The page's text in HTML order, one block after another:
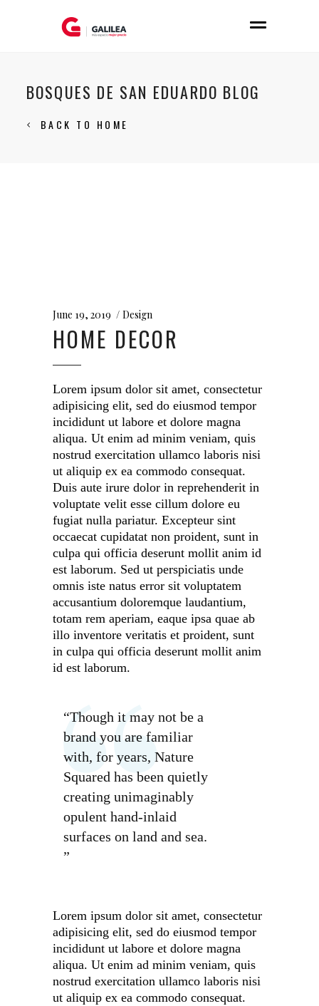
BOSQUES DE SAN EDUARDO BLOG
BACK TO HOME
June 19, 2019 Design
HOME DECOR
Lorem ipsum dolor sit amet, consectetur
adipisicing elit, sed do eiusmod tempor
incididunt ut labore et dolore magna
aliqua. Ut enim ad minim veniam, quis
nostrud exercitation ullamco laboris nisi
ut aliquip ex ea commodo consequat.
Duis aute irure dolor in reprehenderit in
voluptate velit esse cillum dolore eu
fugiat nulla pariatur. Excepteur sint
occaecat cupidatat non proident, sunt in
culpa qui officia deserunt mollit anim id
est laborum. Sed ut perspiciatis unde
omnis iste natus error sit voluptatem
accusantium doloremque laudantium,
totam rem aperiam, eaque ipsa quae ab
illo inventore veritatis et proident, sunt
in culpa qui officia deserunt mollit anim
id est laborum.
“Though it may not be a
brand you are familiar
with, for years, Nature
Squared has been quietly
creating unimaginably
opulent hand-inlaid
surfaces on land and sea.
”
Lorem ipsum dolor sit amet, consectetur
adipisicing elit, sed do eiusmod tempor
incididunt ut labore et dolore magna
aliqua. Ut enim ad minim veniam, quis
nostrud exercitation ullamco laboris nisi
ut aliquip ex ea commodo consequat.